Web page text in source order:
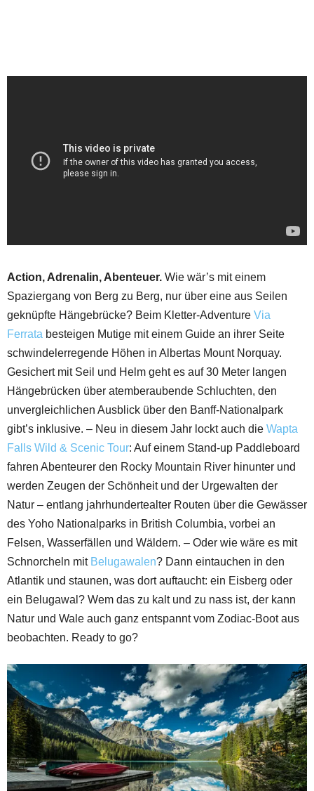
Action, Adrenalin, Abenteuer. Wie wär’s mit einem
Spaziergang von Berg zu Berg, nur über eine aus Seilen
geknüpfte Hängebrücke? Beim Kletter-Adventure Via
Ferrata besteigen Mutige mit einem Guide an ihrer Seite
schwindelerregende Höhen in Albertas Mount Norquay.
Gesichert mit Seil und Helm geht es auf 30 Meter langen
Hängebrücken über atemberaubende Schluchten, den
unvergleichlichen Ausblick über den Banff-Nationalpark
gibt’s inklusive. – Neu in diesem Jahr lockt auch die Wapta
Falls Wild & Scenic Tour: Auf einem Stand-up Paddleboard
fahren Abenteurer den Rocky Mountain River hinunter und
werden Zeugen der Schönheit und der Urgewalten der
Natur – entlang jahrhundertealter Routen über die Gewässer
des Yoho Nationalparks in British Columbia, vorbei an
Felsen, Wasserfällen und Wäldern. – Oder wie wäre es mit
Schnorcheln mit Belugawalen? Dann eintauchen in den
Atlantik und staunen, was dort auftaucht: ein Eisberg oder
ein Belugawal? Wem das zu kalt und zu nass ist, der kann
Natur und Wale auch ganz entspannt vom Zodiac-Boot aus
beobachten. Ready to go?